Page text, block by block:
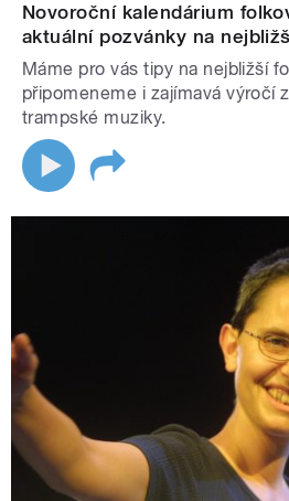
Novoroční kalendárium
aktuální pozvánky na
Máme pro vás tipy na nejbližší
připomeneme i zajímavá výročí
trampské muziky.